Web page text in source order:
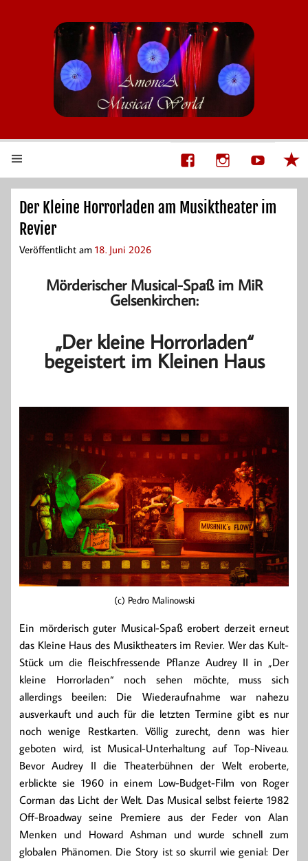
Der Kleine Horrorladen am Musiktheater im
Revier
Veröffentlicht am 18. Juni 2026
Mörderischer Musical-Spaß im MiR
Gelsenkirchen:
„Der kleine Horrorladen“
begeistert im Kleinen Haus
(c) Pedro Malinowski
Ein mörderisch guter Musical-Spaß erobert derzeit erneut
das Kleine Haus des Musiktheaters im Revier. Wer das Kult-
Stück um die fleischfressende Pflanze Audrey II in „Der
kleine Horrorladen“ noch sehen möchte, muss sich
allerdings beeilen: Die Wiederaufnahme war nahezu
ausverkauft und auch für die letzten Termine gibt es nur
noch wenige Restkarten. Völlig zurecht, denn was hier
geboten wird, ist Musical-Unterhaltung auf Top-Niveau.
Bevor Audrey II die Theaterbühnen der Welt eroberte,
erblickte sie 1960 in einem Low-Budget-Film von Roger
Corman das Licht der Welt. Das Musical selbst feierte 1982
Off-Broadway seine Premiere aus der Feder von Alan
Menken und Howard Ashman und wurde schnell zum
globalen Phänomen. Die Story ist so skurril wie genial: Der